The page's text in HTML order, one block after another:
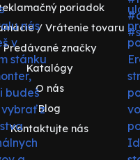
poriadok
/ Vrátenie tovaru
Predávané značky
Katalógy
O nás
Blog
Kontaktujte nás